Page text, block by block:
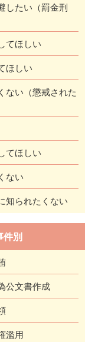
したい（罰金刑
てほしい
ほしい
ない（懲戒された
てほしい
ない
知られたくない
件別
公文書作成
濫用